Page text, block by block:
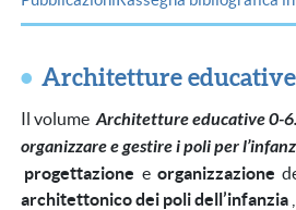
Architetture
Il volume Architetture educative 0-
organizzare e gestire i poli per
progettazione e organizzazione
architettonico dei poli dell’infanzia